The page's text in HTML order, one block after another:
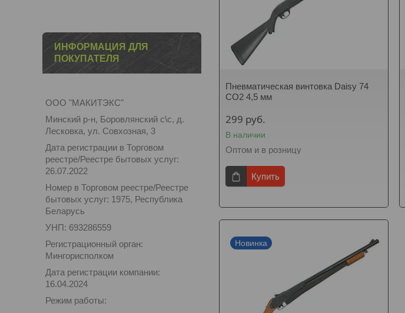
Пневматическая винтовка Daisy 74
CO2 4,5 мм
299 руб.
В наличии
Оптом и в розницу
Купить
Новинка
ИНФОРМАЦИЯ ДЛЯ
ПОКУПАТЕЛЯ
ООО "МАКИТЭКС"
Минский р-н, Боровлянский с\с, д.
Лесковка, ул. Совхозная, 3
Дата регистрации в Торговом
реестре/Реестре бытовых услуг:
26.07.2022
Номер в Торговом реестре/Реестре
бытовых услуг: 1975, Республика
Беларусь
УНП: 693286559
Регистрационный орган:
Мингорисполком
Дата регистрации компании:
16.04.2024
Режим работы: